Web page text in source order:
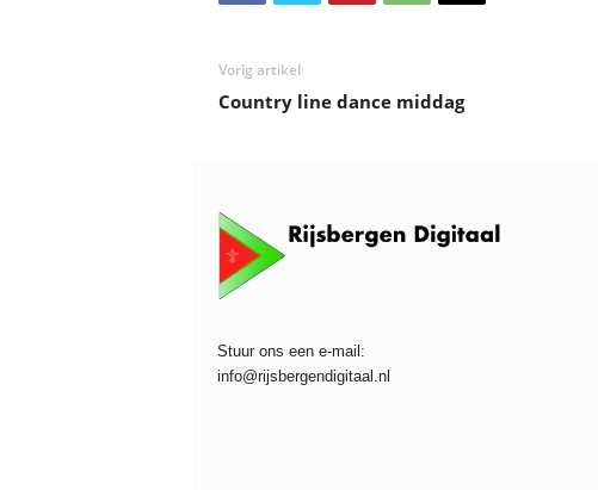
Vorig artikel
Country line dance middag
Stuur ons een e-mail:
info@rijsbergendigitaal.nl